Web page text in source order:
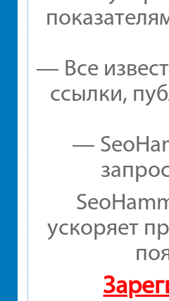
— Все
ссылки,
—
ускоряет